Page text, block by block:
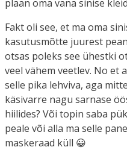
plaan oma vana sinise
Fakt oli see, et ma oma
kasutusmõtte juurest
otsas poleks see ühestki
veel vähem veetlev. No et
selle pika lehviva, aga
käsivarre nagu sarnase
hiilides? Või topin saba
peale või alla ma selle
maskeraad küll 😀